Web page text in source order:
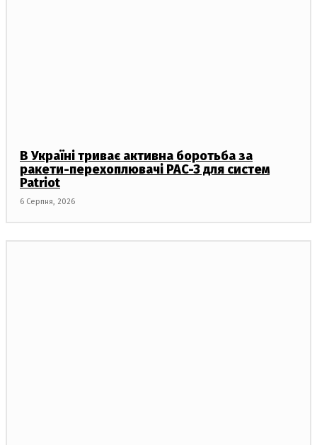
В Україні триває активна боротьба за
ракети-перехоплювачі PAC-3 для систем
Patriot
6 Серпня, 2026